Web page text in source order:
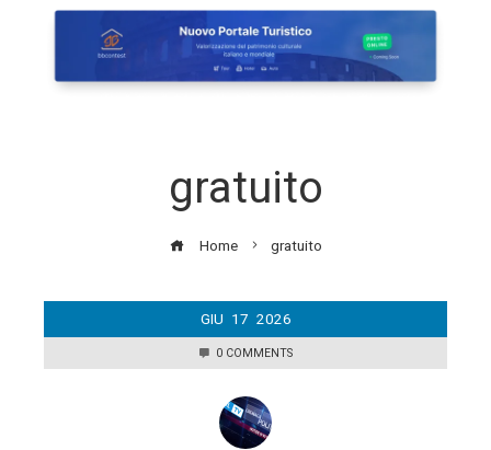
gratuito
Home gratuito
GIU 17 2026
0 COMMENTS